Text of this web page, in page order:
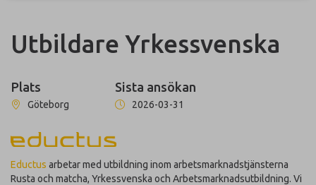
Utbildare Yrkessvenska
Plats
Göteborg
Sista ansökan
2026-03-31
Eductus arbetar med utbildning inom arbetsmarknadstjänsterna
Rusta och matcha, Yrkessvenska och Arbetsmarknadsutbildning. Vi